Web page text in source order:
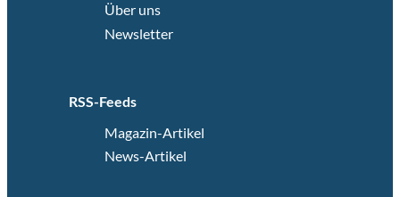
Über uns
Newsletter
RSS-Feeds
Magazin-Artikel
News-Artikel